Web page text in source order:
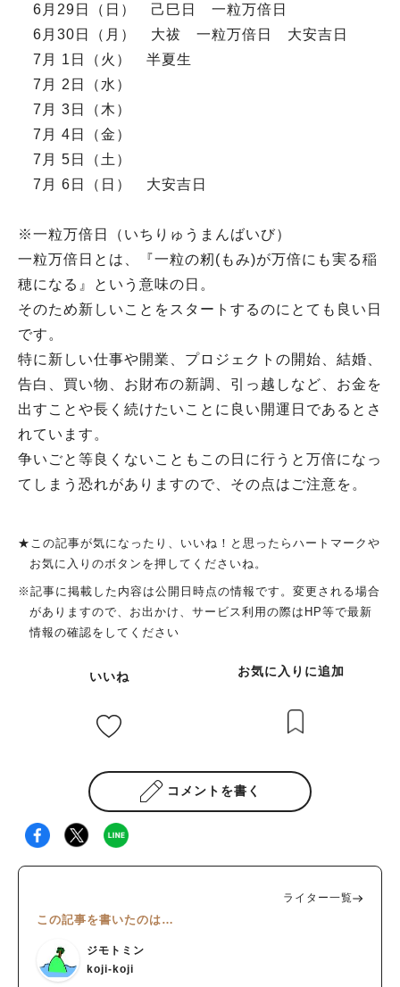
6月29日（日） 己巳日 一粒万倍日
6月30日（月） 大祓 一粒万倍日 大安吉日
7月 1日（火） 半夏生
7月 2日（水）
7月 3日（木）
7月 4日（金）
7月 5日（土）
7月 6日（日） 大安吉日
※一粒万倍日（いちりゅうまんばいび）
一粒万倍日とは、『一粒の籾(もみ)が万倍にも実る稲
穂になる』という意味の日。
そのため新しいことをスタートするのにとても良い日
です。
特に新しい仕事や開業、プロジェクトの開始、結婚、
告白、買い物、お財布の新調、引っ越しなど、お金を
出すことや長く続けたいことに良い開運日であるとさ
れています。
争いごと等良くないこともこの日に行うと万倍になっ
てしまう恐れがありますので、その点はご注意を。
★この記事が気になったり、いいね！と思ったらハートマークや
お気に入りのボタンを押してくださいね。
※記事に掲載した内容は公開日時点の情報です。変更される場合
がありますので、お出かけ、サービス利用の際はHP等で最新
情報の確認をしてください
いいね お気に入りに追加
コメントを書く
ライター一覧
この記事を書いたのは…
ジモトミン
koji-koji